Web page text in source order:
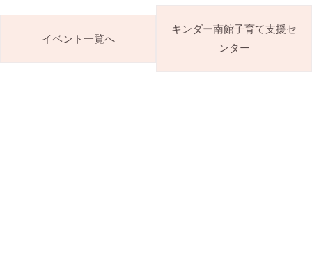
イベント一覧へ
キンダー南館子育て支援セ
ンター